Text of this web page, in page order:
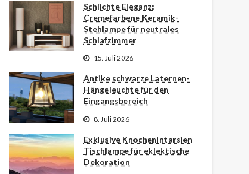
Schlichte Eleganz:
Cremefarbene Keramik-
Stehlampe für neutrales
Schlafzimmer
15. Juli 2026
Antike schwarze Laternen-
Hängeleuchte für den
Eingangsbereich
8. Juli 2026
Exklusive Knochenintarsien
Tischlampe für eklektische
Dekoration